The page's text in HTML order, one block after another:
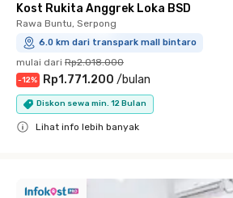
Kost Rukita Anggrek Loka BSD
Rawa Buntu, Serpong
6.0 km dari transpark mall bintaro
mulai dari Rp2.018.000
-12% Rp1.771.200 /bulan
Diskon sewa min. 12 Bulan
Lihat info lebih banyak